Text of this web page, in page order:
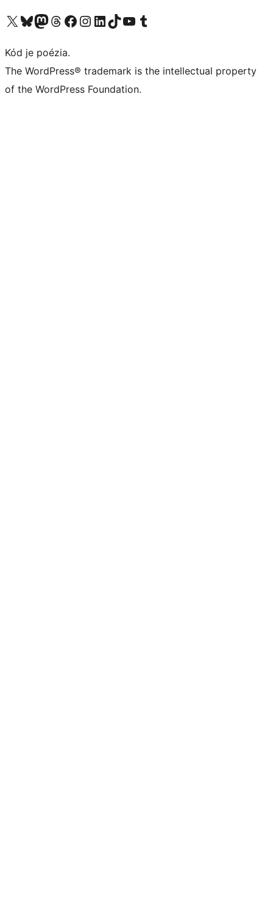
Navštívte náš účet na X (predtým Twitter)
Navštívte náš účet na platforme Bluesky
Navštívte náš účet na Mastodone
Navštívte náš účet na platforme Threads
Navštívte našu stránku na Facebooku
Navštívte náš účet Instagram
Navštívte náš účet LinkedIn
Navštívte náš účet na platforme TikTok
Navštívte náš kanál YouTube
Navštívte náš účet na platforme Tumblr
Kód je poézia.
The WordPress® trademark is the intellectual property
of the WordPress Foundation.